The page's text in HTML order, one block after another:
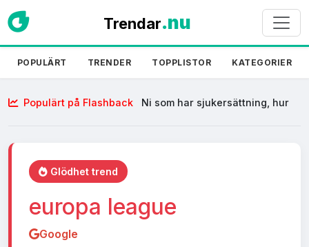
Trendar.nu
POPULÄRT TRENDER TOPPLISTOR KATEGORIER
Populärt på Flashback
Ni som har sjukersättning, hur
Glödhet trend
europa league
Google